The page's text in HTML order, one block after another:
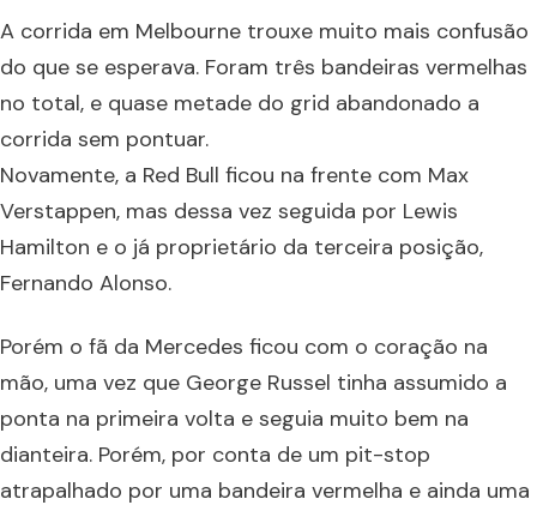
A corrida em Melbourne trouxe muito mais confusão
do que se esperava. Foram três bandeiras vermelhas
no total, e quase metade do grid abandonado a
corrida sem pontuar.
Novamente, a Red Bull ficou na frente com Max
Verstappen, mas dessa vez seguida por Lewis
Hamilton e o já proprietário da terceira posição,
Fernando Alonso.
Porém o fã da Mercedes ficou com o coração na
mão, uma vez que George Russel tinha assumido a
ponta na primeira volta e seguia muito bem na
dianteira. Porém, por conta de um pit-stop
atrapalhado por uma bandeira vermelha e ainda uma